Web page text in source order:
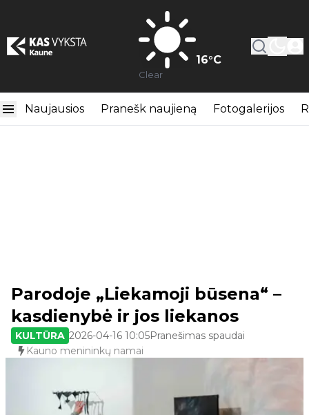
16°C
Clear
Naujausios Pranešk naujieną Fotogalerijos
Parodoje „Liekamoji būsena“ –
kasdienybė ir jos liekanos
KULTŪRA 2026-04-16 10:05Pranešimas spaudai
Kauno menininkų namai